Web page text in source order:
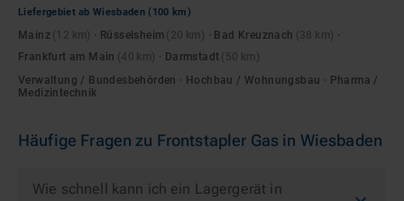
Liefergebiet abWiesbaden (100 km)
Mainz · Rüsselsheim · Bad Kreuznach
·
Frankfurt am Main
· Darmstadt
Verwaltung / Bundesbehörden · Hochbau / Wohnungsbau · Pharma /
Medizintechnik
Häufige Fragen zu Frontstapler Gas in Wiesbaden
Wie schnell kann ich ein Lagergerät in